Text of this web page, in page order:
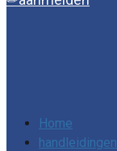
Home
handleidingen